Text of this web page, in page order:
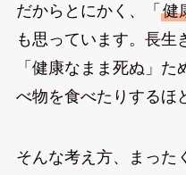
だからとにかく、「 健
も思っています。長生
「健康なまま死ぬ」
べ物を食べたりするほ
そんな考え方、まった